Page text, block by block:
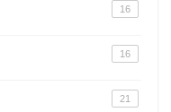
16
16
21